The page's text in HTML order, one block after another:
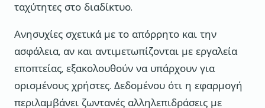
ταχύτητες στο διαδίκτυο.
Ανησυχίες σχετικά με το απόρρητο και την
ασφάλεια, αν και αντιμετωπίζονται με εργαλεία
εποπτείας, εξακολουθούν να υπάρχουν για
ορισμένους χρήστες. Δεδομένου ότι η εφαρμογή
περιλαμβάνει ζωντανές αλληλεπιδράσεις με